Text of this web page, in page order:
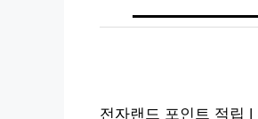
전자랜드 포인트 적립